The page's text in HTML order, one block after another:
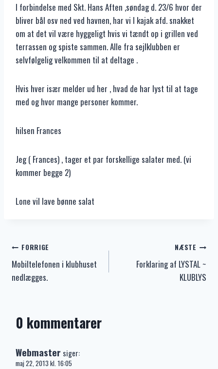
I forbindelse med Skt. Hans Aften ,søndag d. 23/6 hvor der
bliver bål osv ned ved havnen, har vi I kajak afd. snakket
om at det vil være hyggeligt hvis vi tændt op i grillen ved
terrassen og spiste sammen. Alle fra sejlklubben er
selvfølgelig velkommen til at deltage .
Hvis hver især melder ud her , hvad de har lyst til at tage
med og hvor mange personer kommer.
hilsen Frances
Jeg ( Frances) , tager et par forskellige salater med. (vi
kommer begge 2)
Lone vil lave bønne salat
Indlægsnavigation
FORRIGE
Mobiltelefonen i klubhuset
nedlægges.
NÆSTE
Forklaring af LYSTAL ~
KLUBLYS
0 kommentarer
Webmaster siger:
maj 22, 2013 kl. 16:05